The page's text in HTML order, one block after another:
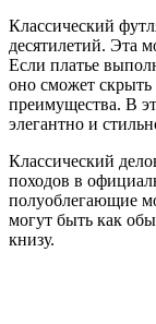
Классический
десятилетий. Эта
Если платье
оно сможет
преимущества. В
элегантно и
Классический
походов в
полуоблегающие
могут быть как
книзу.